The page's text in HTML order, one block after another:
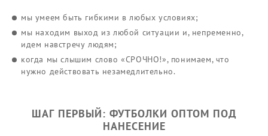
мы умеем быть гибкими в любых условиях;
мы находим выход из любой ситуации и, непременно,
идем навстречу людям;
когда мы слышим слово «СРОЧНО!», понимаем, что
нужно действовать незамедлительно.
ШАГ ПЕРВЫЙ: ФУТБОЛКИ ОПТОМ ПОД
НАНЕСЕНИЕ